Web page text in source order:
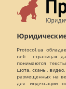
Protocol.ua
веб - страницах
понимаются
шота, сканы,
размещенных на
для индексации